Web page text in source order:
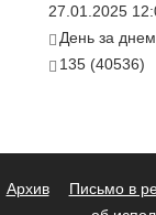
27.01.2025
День за днем
135 (40536)
Архив Письмо в